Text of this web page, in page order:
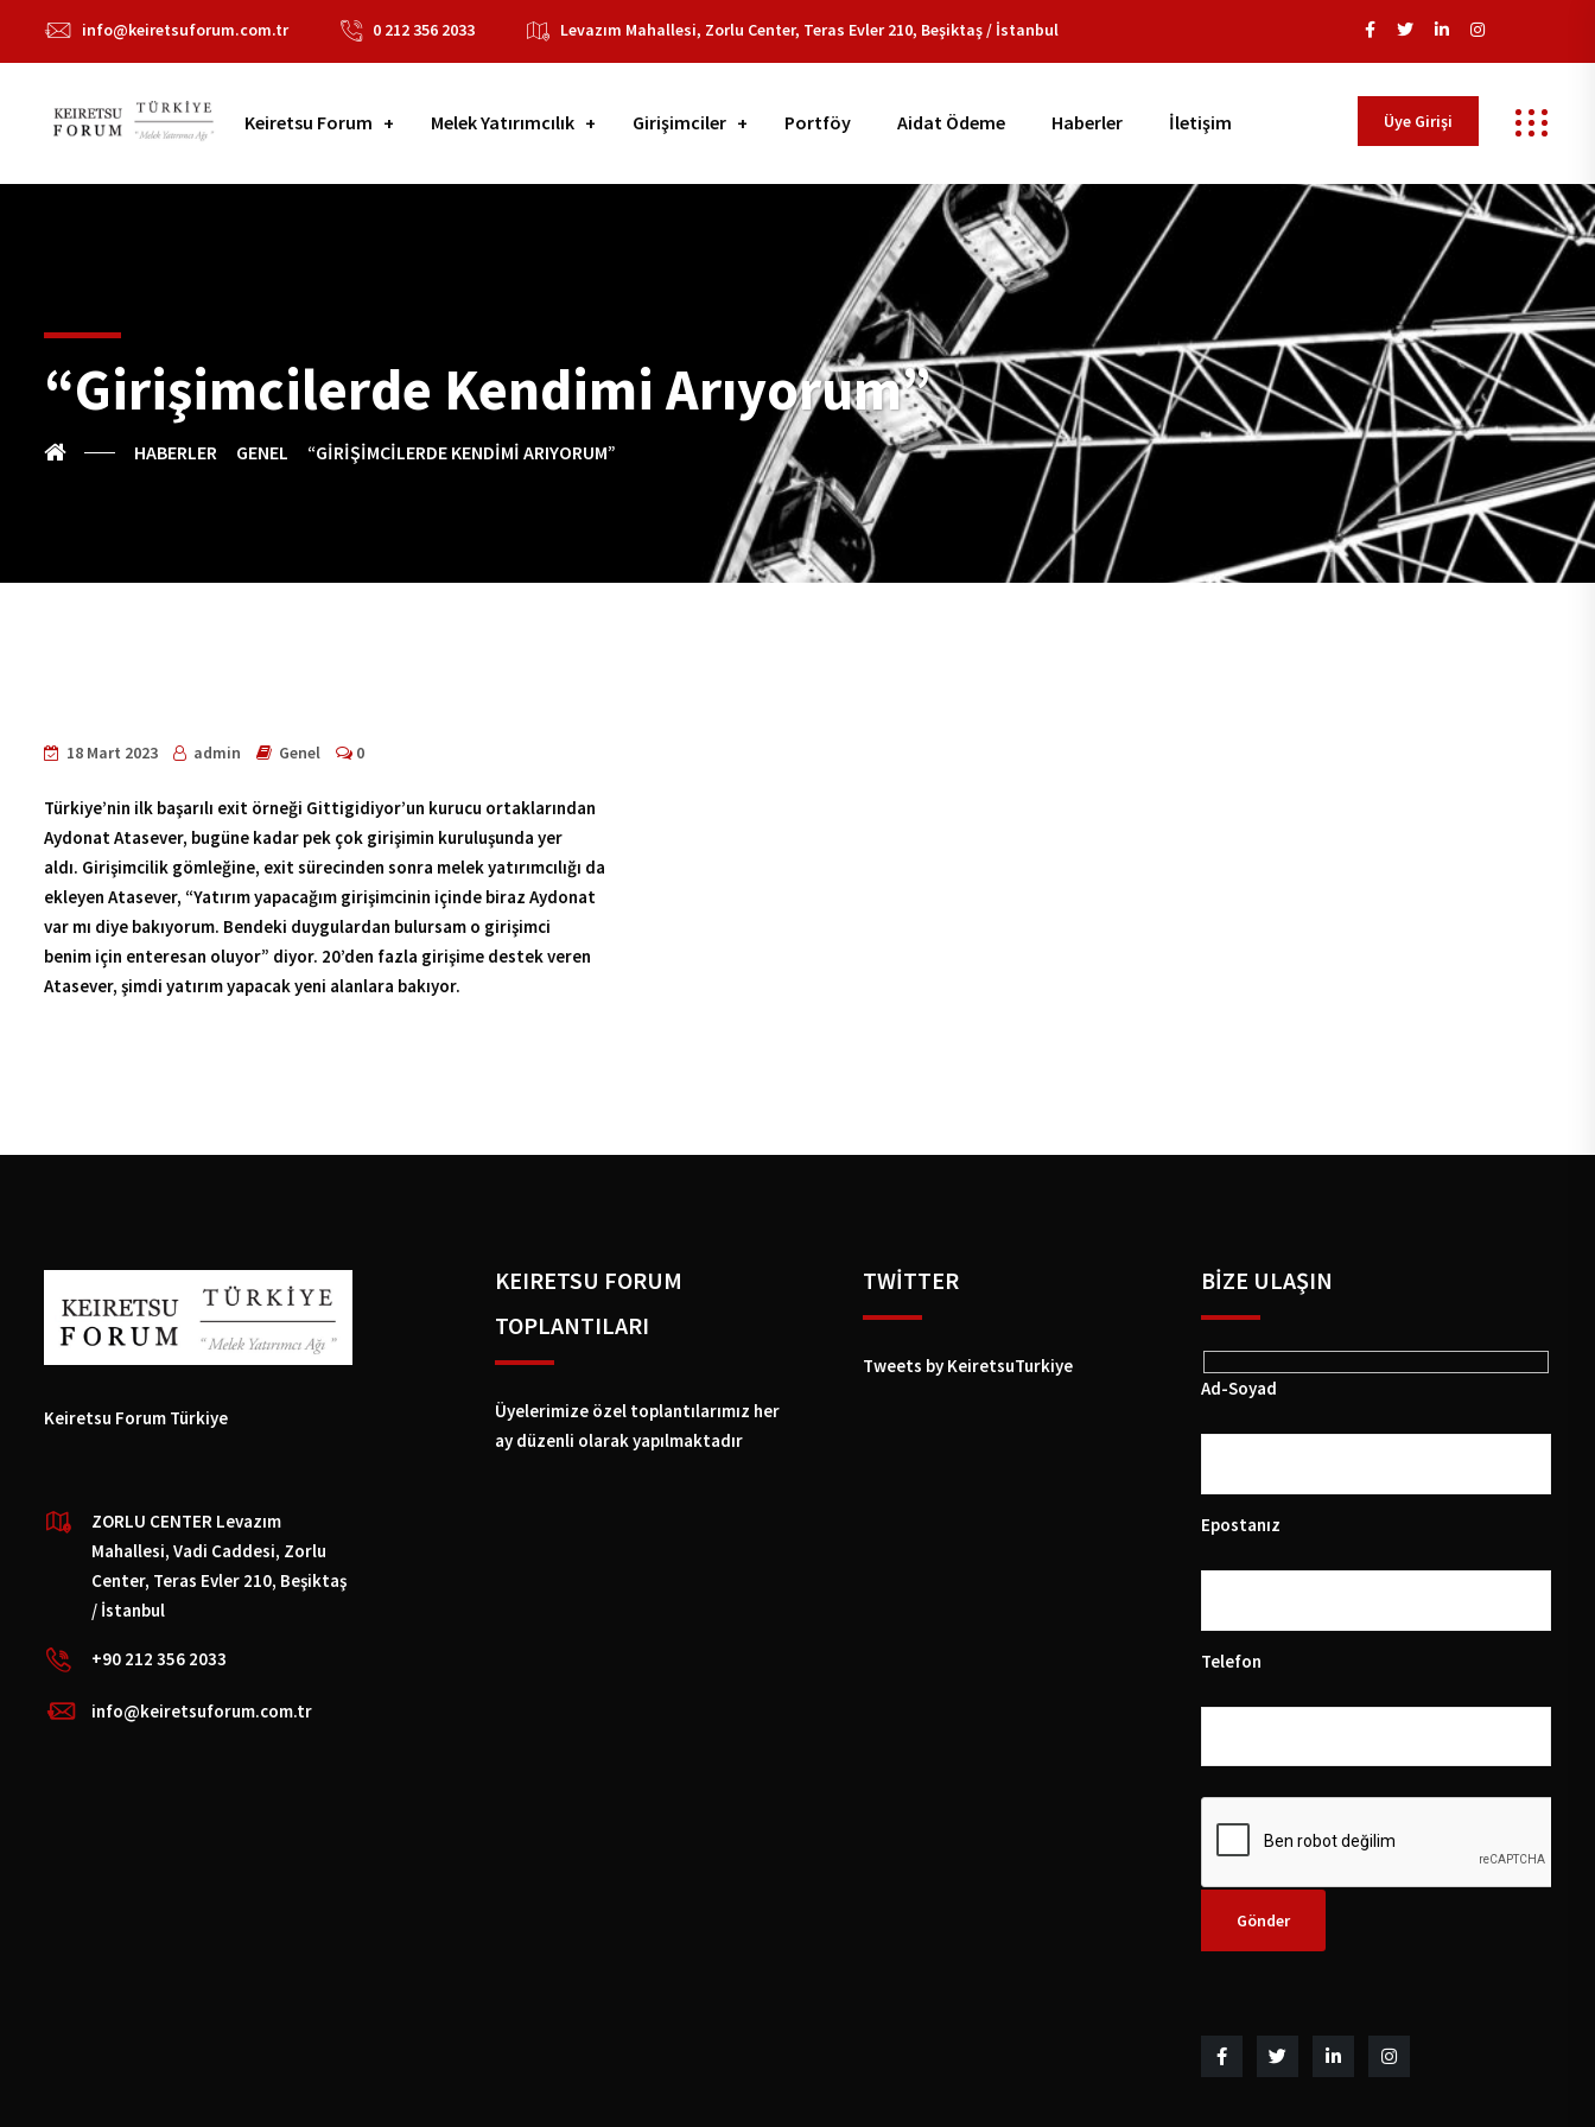
info@keiretsuforum.com.tr 0 212 356 2033 Levazım Mahallesi, Zorlu Center, Teras Evler 210, Beşiktaş / İstanbul
Keiretsu Forum Melek Yatırımcılık Girişimciler Portföy Aidat Ödeme Haberler İletişim Üye Girişi
“Girişimcilerde Kendimi Arıyorum”
HABERLER GENEL “GIRIŞIMCILERDE KENDIMI ARIYORUM”
18 Mart 2023 admin Genel 0
Türkiye’nin ilk başarılı exit örneği Gittigidiyor’un kurucu ortaklarından
Aydonat Atasever, bugüne kadar pek çok girişimin kuruluşunda yer
aldı. Girişimcilik gömleğine, exit sürecinden sonra melek yatırımcılığı da
ekleyen Atasever, “Yatırım yapacağım girişimcinin içinde biraz Aydonat
var mı diye bakıyorum. Bendeki duygulardan bulursam o girişimci
benim için enteresan oluyor” diyor. 20’den fazla girişime destek veren
Atasever, şimdi yatırım yapacak yeni alanlara bakıyor.
Keiretsu Forum Türkiye
ZORLU CENTER Levazım
Mahallesi, Vadi Caddesi, Zorlu
Center, Teras Evler 210, Beşiktaş
/ İstanbul
+90 212 356 2033
info@keiretsuforum.com.tr
KEIRETSU FORUM
TOPLANTILARI
Üyelerimize özel toplantılarımız her
ay düzenli olarak yapılmaktadır
TWİTTER
Tweets by KeiretsuTurkiye
BIZE ULAŞIN
Ad-Soyad
Epostanız
Telefon